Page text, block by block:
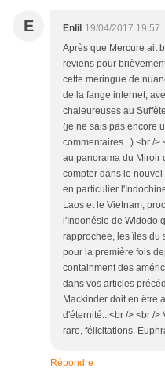
E Enlil 19/04/2017 19:57
Après que Mercure ait
reviens pour
cette meringue de
de la fange internet,
chaleureuses au
(je ne sais pas encore
commentaires...).<br />
au panorama du Miroir
compter dans le
en particulier
Laos et le Vietnam,
l'Indonésie de Widodo
rapprochée, les îles du
pour la première fois
containment des
dans vos articles
Mackinder doit en être
d'éternité...<br /> <br />
rare, félicitations.
Répondre